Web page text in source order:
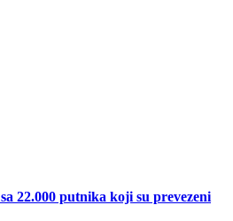
22.000 putnika koji su prevezeni